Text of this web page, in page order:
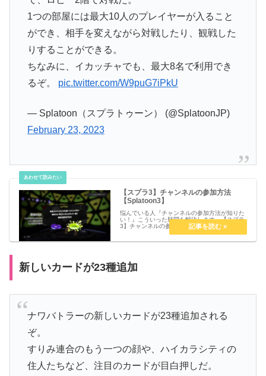
1つの部屋には最大10人のプレイヤーが入ること
ができ、相手を変えながら対戦したり、観戦した
りすることができる。
ちなみに、イカッチャでも、最大8名で利用でき
るぞ。 pic.twitter.com/W9puG7iPkU
— Splatoon（スプラトゥーン） (@SplatoonJP)
February 23, 2023
【スプラ3】チャンネルの参加方法
【Splatoon3】
悩んでいる人『チャンネルの参加方法が知りた
い！』こういった疑問を解決します。【スプラ
3】チャンネルの参加方法【Splatoon3】チャン
ネル機能とは？チャンネル機能はフレンドでは
新しいカードが23種追加
ナワバトラーの新しいカードが23種追加される
ぞ。
すりみ連合のもう一つの顔や、ハイカラシティの
住人たちなど、注目のカードが目白押しだ。